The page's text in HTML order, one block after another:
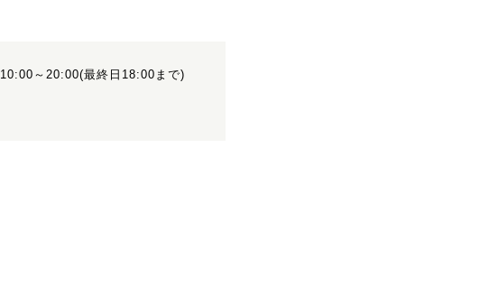
10:00～20:00(最終日18:00まで)